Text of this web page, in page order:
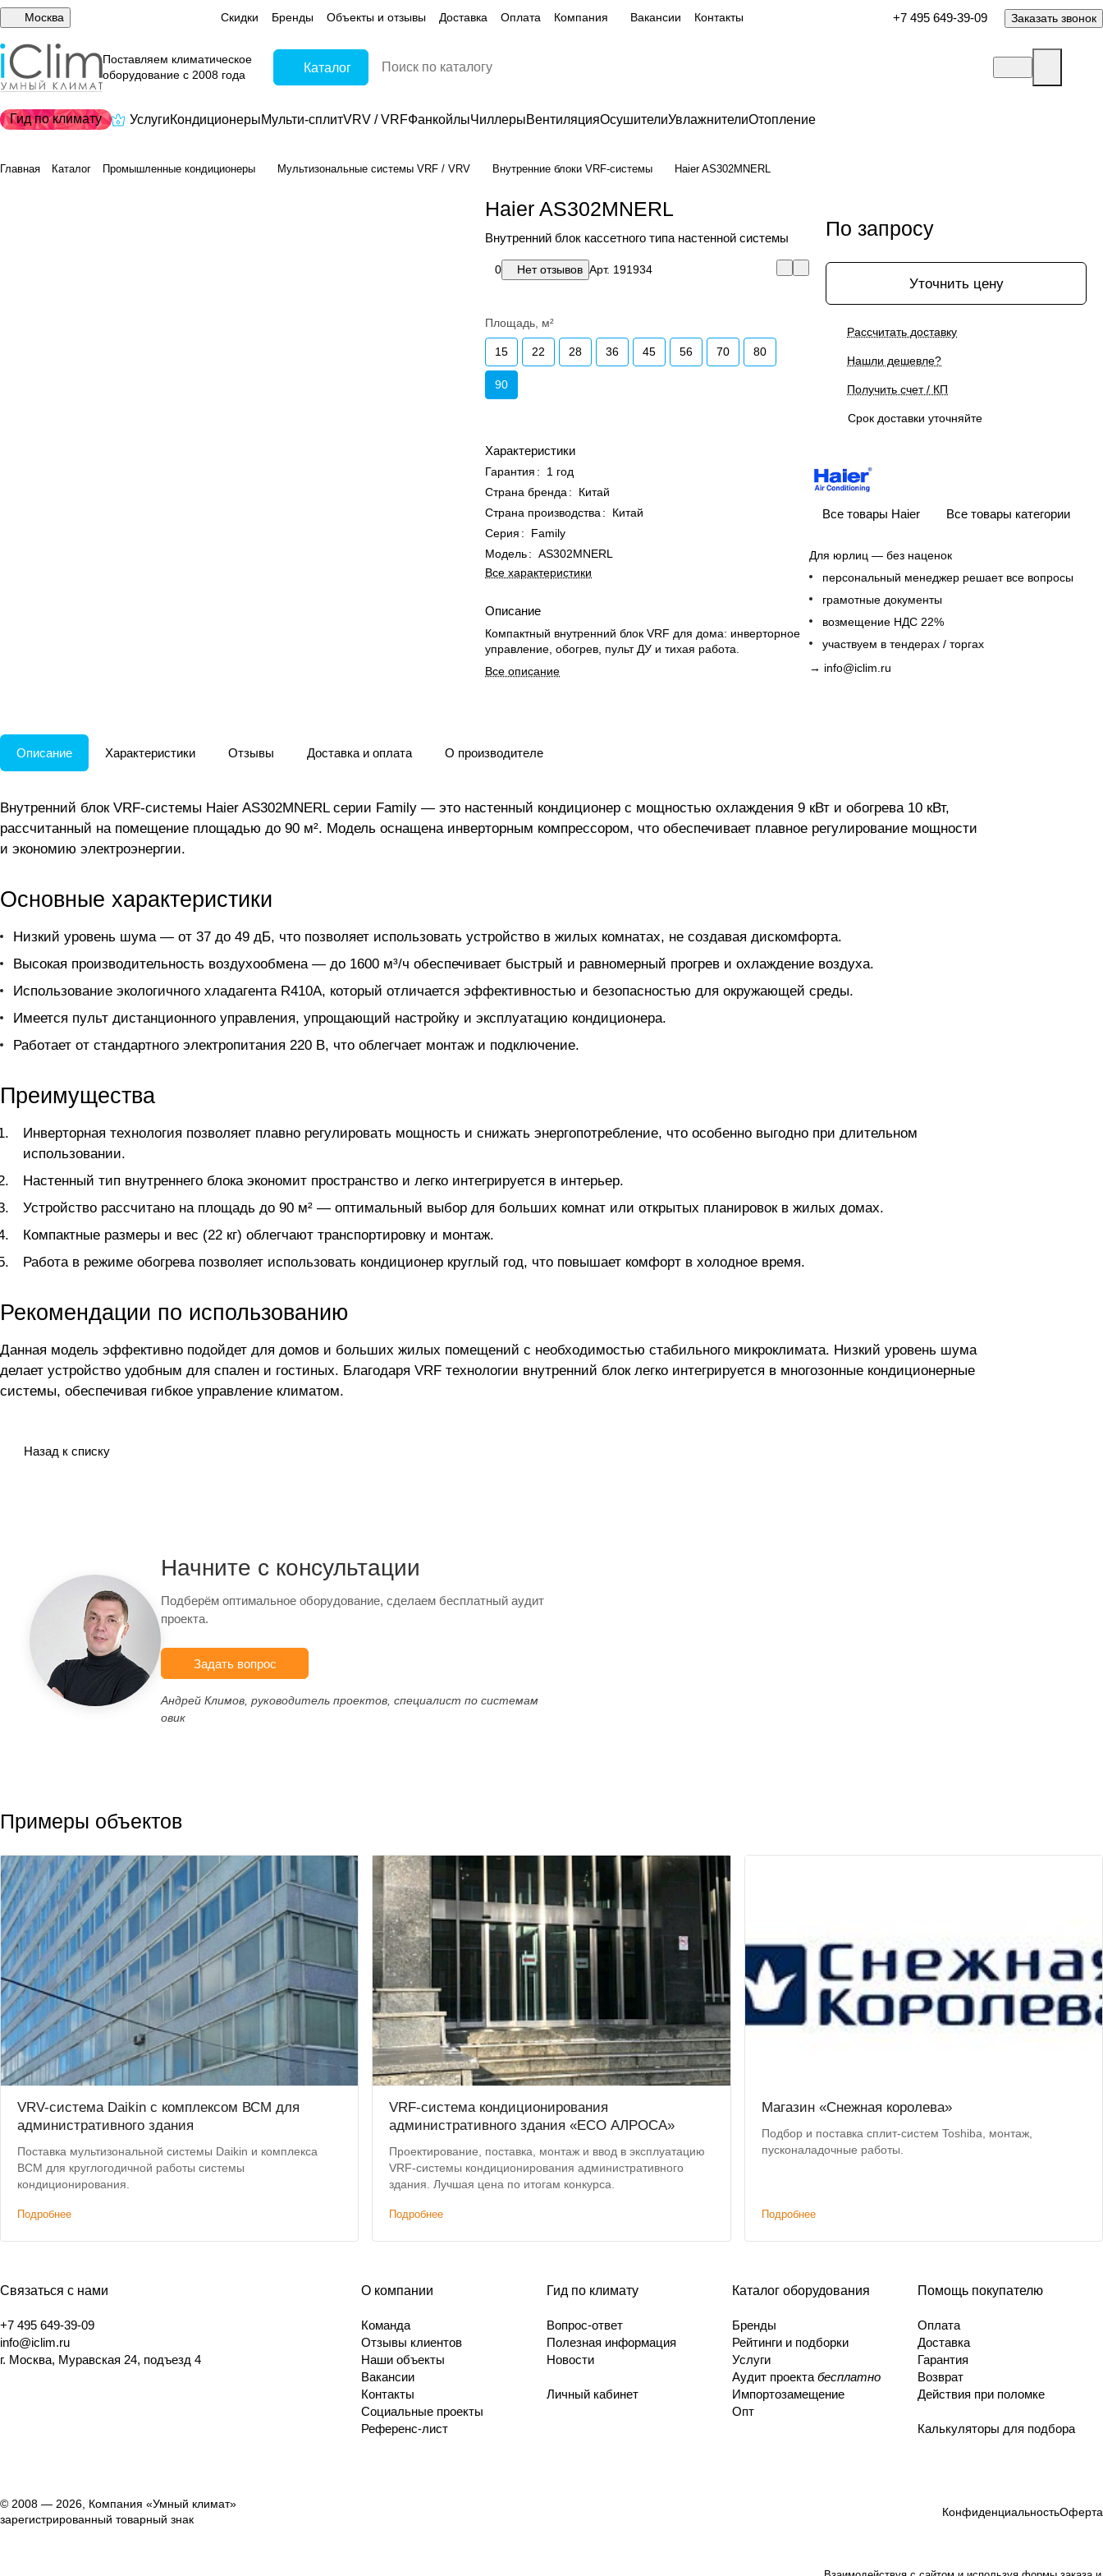
Москва Скидки Бренды Объекты и отзывы Доставка Оплата Компания Вакансии Контакты +7 495 649-39-09 Заказать звонок
Поставляем климатическое
оборудование с 2008 года
Каталог
Гид по климату УслугиКондиционерыМульти-сплитVRV / VRFФанкойлыЧиллерыВентиляцияОсушителиУвлажнителиОтопление
Главная Каталог Промышленные кондиционеры Мультизональные системы VRF / VRV Внутренние блоки VRF-системы Haier AS302MNERL
Haier AS302MNERL
Внутренний блок кассетного типа настенной системы
0 Нет отзывов Арт. 191934
Площадь, м²
15 22 28 36 45 56 70 80
90
Характеристики
Гарантия :
1 год
Страна бренда :
Китай
Страна производства :
Китай
Серия :
Family
Модель: AS302MNERL
Все характеристики
Описание
Компактный внутренний блок VRF для дома: инверторное
управление, обогрев, пульт ДУ и тихая работа.
Все описание
По запросу
Уточнить цену
Рассчитать доставку
Нашли дешевле?
Получить счет / КП
Срок доставки уточняйте
Все товары Haier Все товары категории
Для юрлиц — без наценок
персональный менеджер решает все вопросы
грамотные документы
возмещение НДС 22%
участвуем в тендерах / торгах
→ info@iclim.ru
Описание Характеристики Отзывы Доставка и оплата О производителе
Внутренний блок VRF-системы Haier AS302MNERL серии Family — это настенный кондиционер с мощностью охлаждения 9 кВт и обогрева 10 кВт,
рассчитанный на помещение площадью до 90 м². Модель оснащена инверторным компрессором, что обеспечивает плавное регулирование мощности
и экономию электроэнергии.
Основные характеристики
Низкий уровень шума — от 37 до 49 дБ, что позволяет использовать устройство в жилых комнатах, не создавая дискомфорта.
Высокая производительность воздухообмена — до 1600 м³/ч обеспечивает быстрый и равномерный прогрев и охлаждение воздуха.
Использование экологичного хладагента R410A, который отличается эффективностью и безопасностью для окружающей среды.
Имеется пульт дистанционного управления, упрощающий настройку и эксплуатацию кондиционера.
Работает от стандартного электропитания 220 В, что облегчает монтаж и подключение.
Преимущества
Инверторная технология позволяет плавно регулировать мощность и снижать энергопотребление, что особенно выгодно при длительном
использовании.
Настенный тип внутреннего блока экономит пространство и легко интегрируется в интерьер.
Устройство рассчитано на площадь до 90 м² — оптимальный выбор для больших комнат или открытых планировок в жилых домах.
Компактные размеры и вес (22 кг) облегчают транспортировку и монтаж.
Работа в режиме обогрева позволяет использовать кондиционер круглый год, что повышает комфорт в холодное время.
Рекомендации по использованию
Данная модель эффективно подойдет для домов и больших жилых помещений с необходимостью стабильного микроклимата. Низкий уровень шума
делает устройство удобным для спален и гостиных. Благодаря VRF технологии внутренний блок легко интегрируется в многозонные кондиционерные
системы, обеспечивая гибкое управление климатом.
Назад к списку
Начните с консультации
Подберём оптимальное оборудование, сделаем бесплатный аудит
проекта.
Задать вопрос
Андрей Климов, руководитель проектов, специалист по системам
овик
Примеры объектов
VRV-система Daikin с комплексом ВСМ для
административного здания
Поставка мультизональной системы Daikin и комплекса
ВСМ для круглогодичной работы системы
кондиционирования.
Подробнее
VRF-система кондиционирования
административного здания «ЕСО АЛРОСА»
Проектирование, поставка, монтаж и ввод в эксплуатацию
VRF-системы кондиционирования административного
здания. Лучшая цена по итогам конкурса.
Подробнее
Магазин «Снежная королева»
Подбор и поставка сплит-систем Toshiba, монтаж,
пусконаладочные работы.
Подробнее
Связаться с нами
+7 495 649-39-09
info@iclim.ru
г. Москва, Муравская 24, подъезд 4
О компании
Команда
Отзывы клиентов
Наши объекты
Вакансии
Контакты
Социальные проекты
Референс-лист
Гид по климату
Вопрос-ответ
Полезная информация
Новости
Личный кабинет
Каталог оборудования
Бренды
Рейтинги и подборки
Услуги
Аудит проекта бесплатно
Импортозамещение
Опт
Помощь покупателю
Оплата
Доставка
Гарантия
Возврат
Действия при поломке
Калькуляторы для подбора
© 2008 — 2026, Компания «Умный климат»
зарегистрированный товарный знак
КонфиденциальностьОферта